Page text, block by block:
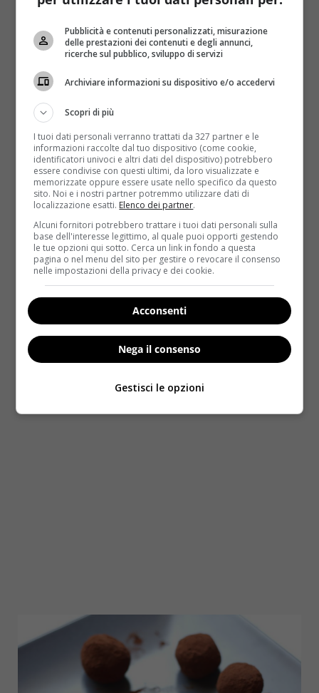
70 g di sciroppo d’acero
100 g di cacao amaro in polvere
50 g di farina di cocco
20 g di latte vegetale
Mettere i semi e i mirtilli all’interno del frullatore o di
un piccolo mixer.Frullare fino ad ottenere una
poltiglia non troppo sottile. In una ciotola porre lo
sciroppo d’acero, 1 cucchiaino di cacao amaro e il
latte vegetale. Incorportare i tre ingredienti, poi
versare il composto ottenuto sulla poltiglia di semi.
Mischiare bene.
A questo punto l’impasto dovrebbe essere
sufficientemente compatto per formare delle
palline
, le quali andranno passate nel restante cacao
oppure nella farina di cocco. I tartufi saranno pronti
per essere serviti visto che non necessitano di alcuna
cottura. All’occorrenzapossono essere conservati
in frigo per qualche giorno
Pubblicità e contenuti personalizzati, misurazione
delle prestazioni dei contenuti e degli annunci,
ricerche sul pubblico, sviluppo di servizi
Archiviare informazioni su dispositivo e/o accedervi
Scopri di più
I tuoi dati personali verranno trattati da 327 partner e le
informazioni raccolte dal tuo dispositivo (come cookie,
identificatori univoci e altri dati del dispositivo) potrebbero
essere condivise con questi ultimi, da loro visualizzate e
memorizzate oppure essere usate nello specifico da questo
sito. Noi e i nostri partner potremmo utilizzare dati di
localizzazione esatti. Elenco dei partner.
Alcuni fornitori potrebbero trattare i tuoi dati personali sulla
base dell'interesse legittimo, al quale puoi opporti gestendo
le tue opzioni qui sotto. Cerca un link in fondo a questa
pagina o nel menu del sito per gestire o revocare il consenso
nelle impostazioni della privacy e dei cookie.
Acconsenti
Nega il consenso
Gestisci le opzioni